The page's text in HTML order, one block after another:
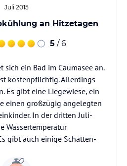
Juli 2015
an Hitzetagen
5 / 6
sich ein Bad im Caumasee an.
kostenpflichtig. Allerdings
Es gibt eine Liegewiese, ein
einen großzügig angelegten
In der dritten Juli-
Wassertemperatur
gibt auch einige Schatten-